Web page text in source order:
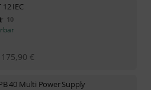
12 IEC
10
175,90 €
40 Multi Power Supply